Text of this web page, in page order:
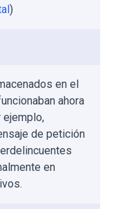
)
en el
ahora
ejemplo,
de petición
en